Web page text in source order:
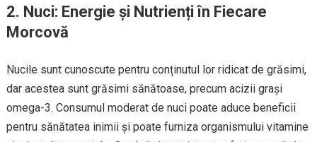
2. Nuci: Energie și Nutrienți în Fiecare
Morcovă
Nucile sunt cunoscute pentru conținutul lor ridicat de grăsimi,
dar acestea sunt grăsimi sănătoase, precum acizii grași
omega-3. Consumul moderat de nuci poate aduce beneficii
pentru sănătatea inimii și poate furniza organismului vitamine